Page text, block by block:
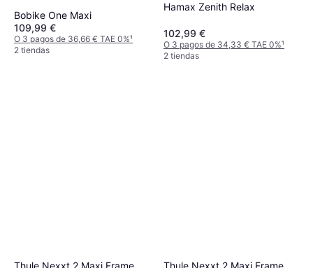
Bobike One Maxi
109,99 €
O 3 pagos de 36,66 € TAE 0%¹
2 tiendas
Hamax Zenith Relax
102,99 €
O 3 pagos de 34,33 € TAE 0%¹
2 tiendas
Thule Nexxt 2 Maxi Frame Thule Nexxt 2 Maxi Frame